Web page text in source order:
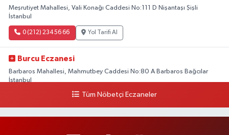
Meşrutiyet Mahallesi, Vali Konağı Caddesi No:111 D Nişantaşı Şişli
İstanbul
0 (212) 234 56 66 Yol Tarifi Al
Burcu Eczanesi
Barbaros Mahallesi, Mahmutbey Caddesi No:80 A Barbaros Bağcılar
İstanbul
Yol Tarifi Al
Tüm Nöbetçi Eczaneler